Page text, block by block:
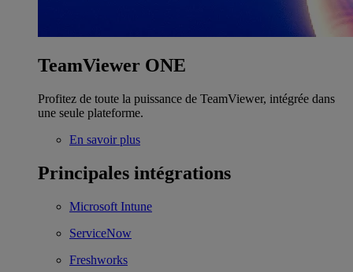
TeamViewer ONE
Profitez de toute la puissance de TeamViewer, intégrée dans
une seule plateforme.
En savoir plus
Principales intégrations
Microsoft Intune
ServiceNow
Freshworks